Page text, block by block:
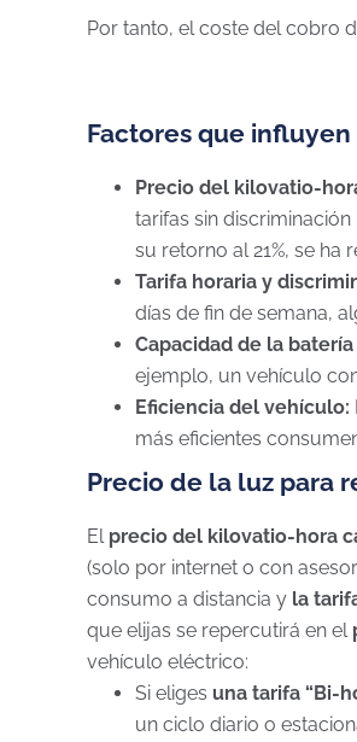
Por tanto, el coste del cobro
Factores que
Precio del kilovatio-
tarifas sin
su retorno al 21%, se
Tarifa horaria y
días de fin de semana,
Capacidad de la
ejemplo, un vehículo
Eficiencia del vehículo:
más eficientes
Precio de la luz para
El precio del kilovatio-hora
(solo por internet o con
consumo a distancia y la
que elijas se repercutirá en el
vehículo eléctrico:
Si eliges una tarifa “Bi-
un ciclo diario o